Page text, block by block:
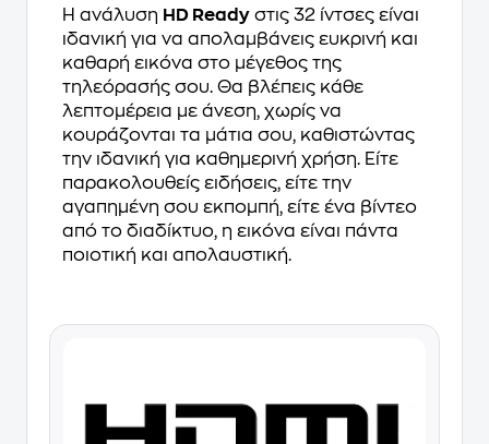
Η ανάλυση HD Ready στις 32 ίντσες είναι
ιδανική για να απολαμβάνεις ευκρινή και
καθαρή εικόνα στο μέγεθος της
τηλεόρασής σου. Θα βλέπεις κάθε
λεπτομέρεια με άνεση, χωρίς να
κουράζονται τα μάτια σου, καθιστώντας
την ιδανική για καθημερινή χρήση. Είτε
παρακολουθείς ειδήσεις, είτε την
αγαπημένη σου εκπομπή, είτε ένα βίντεο
από το διαδίκτυο, η εικόνα είναι πάντα
ποιοτική και απολαυστική.